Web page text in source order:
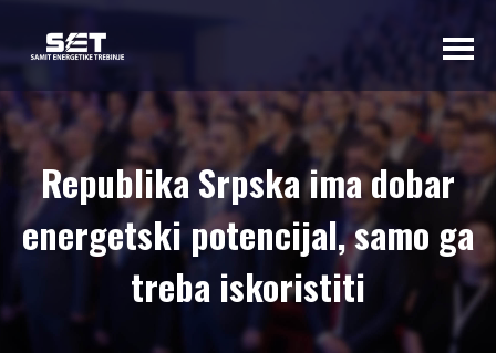
O NAMA
UVODNA RIJEČ
ORGANIZATORA
PROGRAMSKI
OSNOVNI
Republika Srpska ima dobar
energetski potencijal, samo ga
treba iskoristiti